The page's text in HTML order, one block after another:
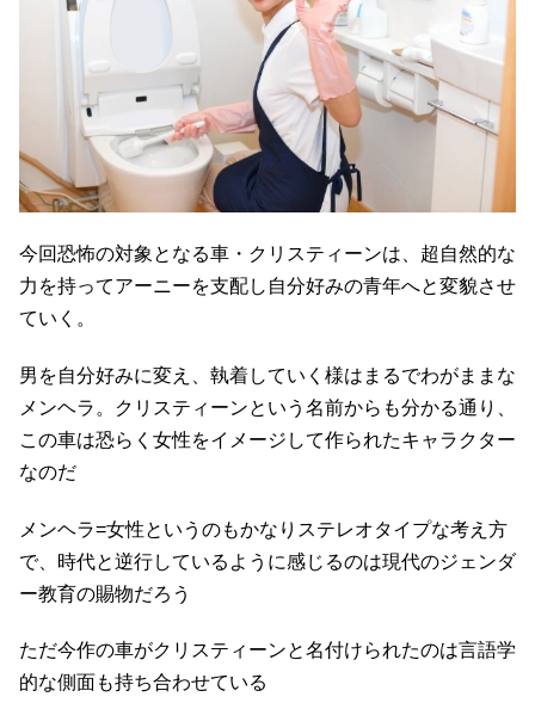
今回恐怖の対象となる車・クリスティーンは、超自然的な
力を持ってアーニーを支配し自分好みの青年へと変貌させ
ていく。
男を自分好みに変え、執着していく様はまるでわがままな
メンヘラ。クリスティーンという名前からも分かる通り、
この車は恐らく女性をイメージして作られたキャラクター
なのだ
メンヘラ=女性というのもかなりステレオタイプな考え方
で、時代と逆行しているように感じるのは現代のジェンダ
ー教育の賜物だろう
ただ今作の車がクリスティーンと名付けられたのは言語学
的な側面も持ち合わせている